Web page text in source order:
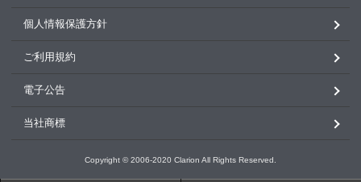
個人情報保護方針
ご利用規約
電子公告
当社商標
Copyright © 2006-2020 Clarion All Rights Reserved.